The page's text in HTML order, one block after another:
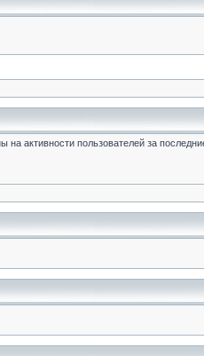
на активности пользователей за